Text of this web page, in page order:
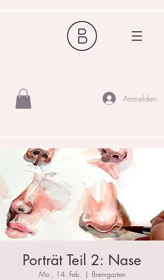
Anmelden
Porträt Teil 2: Nase
Mo., 14. Feb.
  |
Bremgarten